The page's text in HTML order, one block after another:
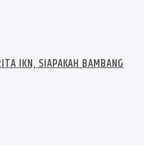
IKN, SIAPAKAH BAMBANG